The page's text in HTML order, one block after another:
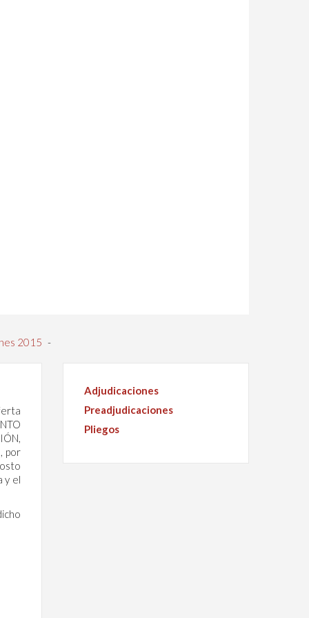
2015 -
por
y el
Adjudicaciones
Preadjudicaciones
Pliegos